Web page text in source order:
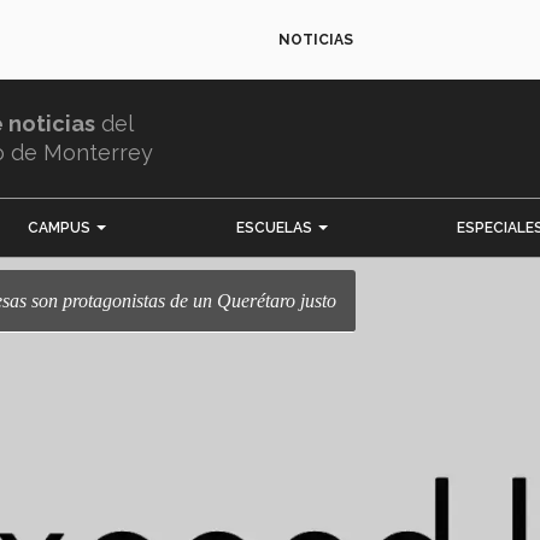
NOTICIAS
noticias del
de Monterrey
CAMPUS ESCUELAS
son protagonistas de un Querétaro justo